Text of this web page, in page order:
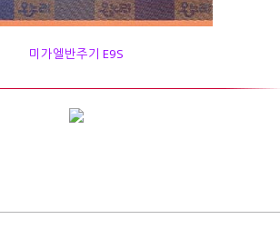
미가엘반주기 E9S